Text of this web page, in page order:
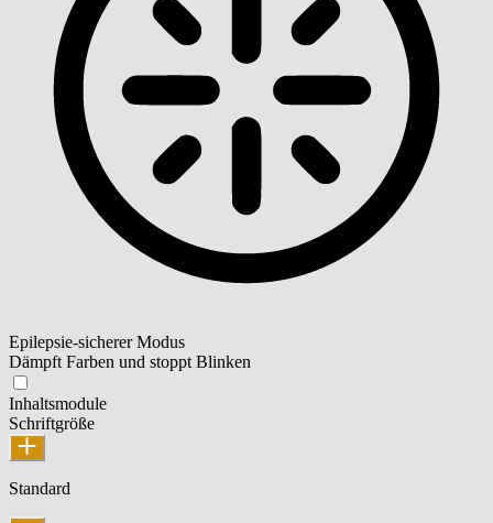
Epilepsie-sicherer Modus
Dämpft Farben und stoppt Blinken
Inhaltsmodule
Schriftgröße
Standard